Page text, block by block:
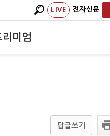
LIVE 전자신문
리미엄
답글쓰기